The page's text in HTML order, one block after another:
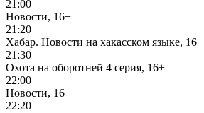
21:00
Новости, 16+
21:20
Хабар. Новости на хакасском языке, 16+
21:30
Охота на оборотней 4 серия, 16+
22:00
Новости, 16+
22:20